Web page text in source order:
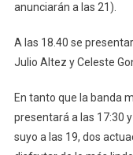
anunciarán a las 21).
A las 18.40 se
Julio Altez y Celeste
En tanto que la banda
presentará a las 17:30
suyo a las 19, dos